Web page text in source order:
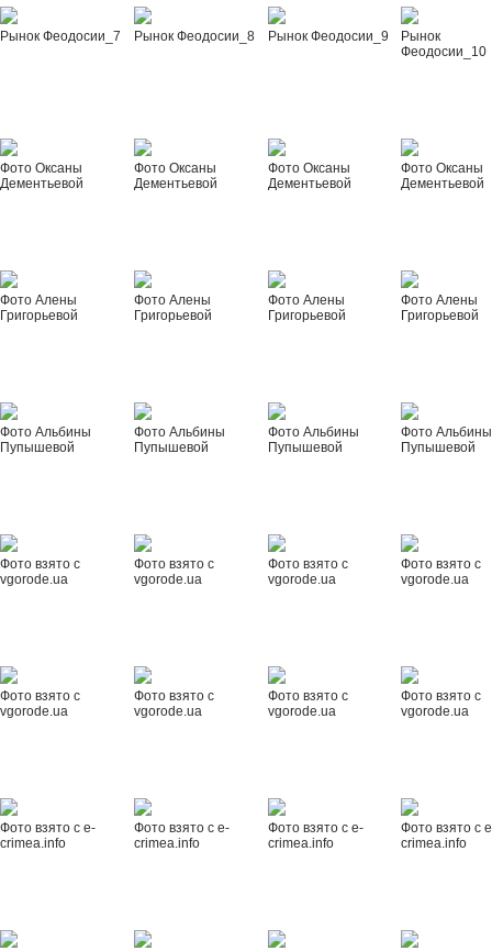
Рынок Феодосии_7 Рынок Феодосии_8 Рынок Феодосии_9
Рынок
Феодосии_10
Фото Оксаны
Дементьевой
Фото Оксаны
Дементьевой
Фото Оксаны
Дементьевой
Фото Оксаны
Дементьевой
Фото Алены
Григорьевой
Фото Алены
Григорьевой
Фото Алены
Григорьевой
Фото Алены
Григорьевой
Фото Альбины
Пупышевой
Фото Альбины
Пупышевой
Фото Альбины
Пупышевой
Фото Альбины
Пупышевой
Фото взято с
vgorode.ua
Фото взято с
vgorode.ua
Фото взято с
vgorode.ua
Фото взято с
vgorode.ua
Фото взято с
vgorode.ua
Фото взято с
vgorode.ua
Фото взято с
vgorode.ua
Фото взято с
vgorode.ua
Фото взято с e-
crimea.info
Фото взято с e-
crimea.info
Фото взято с e-
crimea.info
Фото взято с
crimea.info